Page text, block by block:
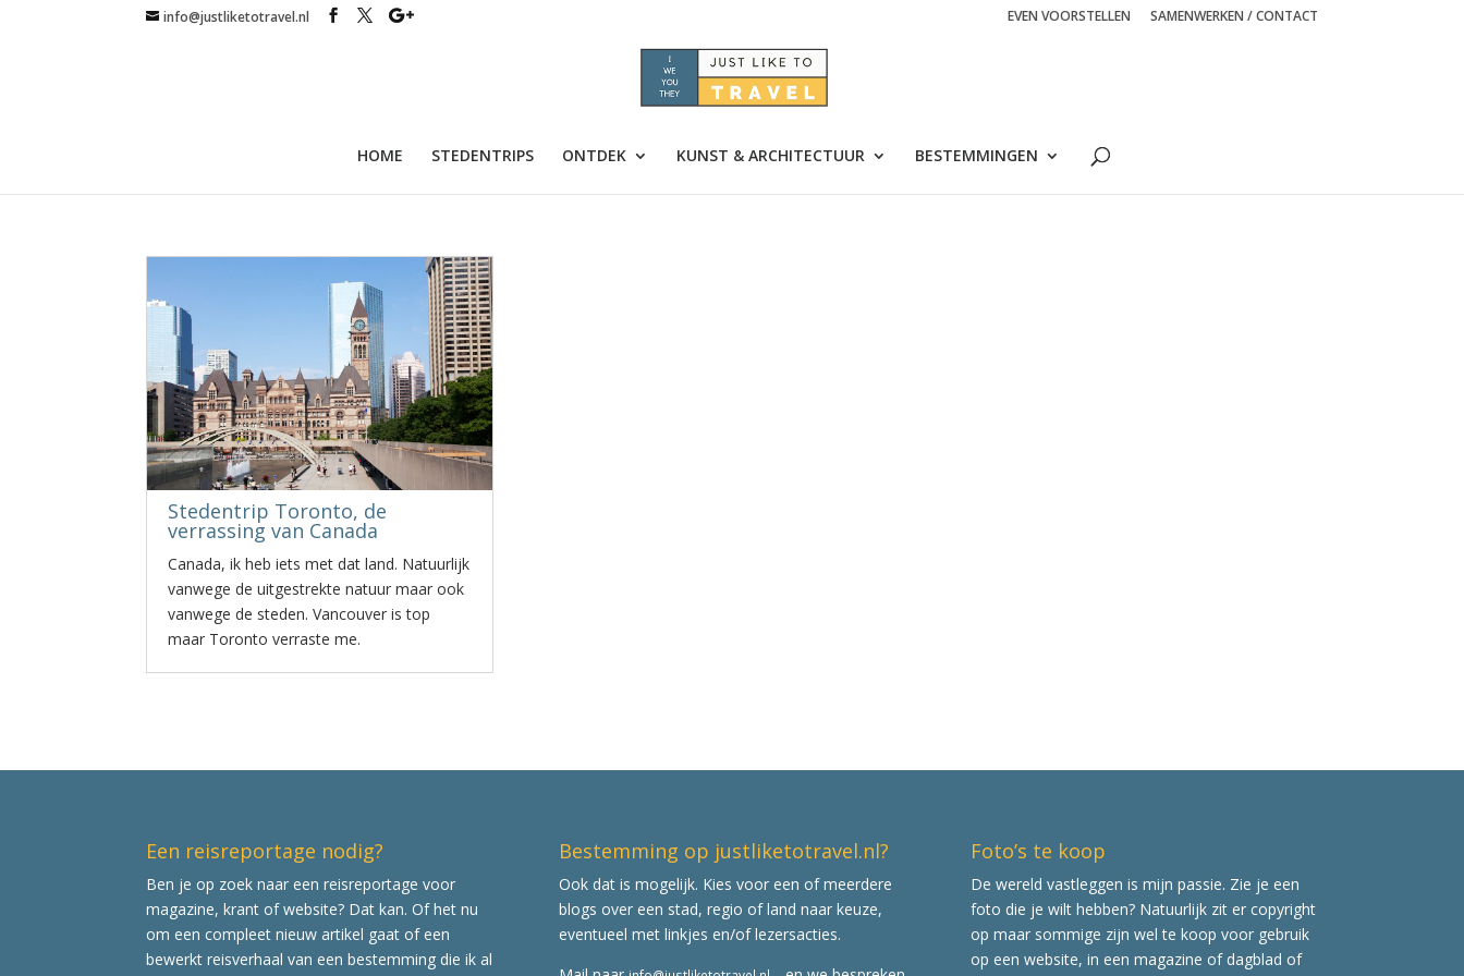
info@justliketotravel.nl EVEN VOORSTELLEN SAMENWERKEN / CONTACT
HOME STEDENTRIPS ONTDEK KUNST & ARCHITECTUUR BESTEMMINGEN
Stedentrip Toronto, de
verrassing van Canada
Canada, ik heb iets met dat land. Natuurlijk
vanwege de uitgestrekte natuur maar ook
vanwege de steden. Vancouver is top
maar Toronto verraste me.
Een reisreportage nodig?
Ben je op zoek naar een reisreportage voor
magazine, krant of website? Dat kan. Of het nu
om een compleet nieuw artikel gaat of een
bewerkt reisverhaal van een bestemming die ik al
Bestemming op justliketotravel.nl?
Ook dat is mogelijk. Kies voor een of meerdere
blogs over een stad, regio of land naar keuze,
eventueel met linkjes en/of lezersacties.
Foto’s te koop
De wereld vastleggen is mijn passie. Zie je een
foto die je wilt hebben? Natuurlijk zit er copyright
op maar sommige zijn wel te koop voor gebruik
op een website, in een magazine of dagblad of